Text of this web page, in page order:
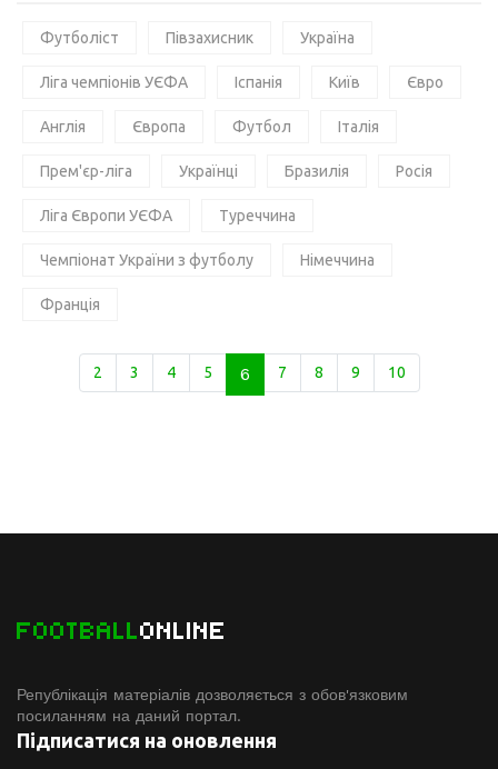
Футболіст Півзахисник Україна
Ліга чемпіонів УЄФА Іспанія Київ Євро
Англія Європа Футбол Італія
Прем'єр-ліга Українці Бразилія Росія
Ліга Європи УЄФА Туреччина
Чемпіонат України з футболу Німеччина
Франція
2 3 4 5 6 7 8 9 10
FOOTBALLONLINE
Републікація матеріалів дозволяється з обов'язковим
посиланням на даний портал.
Підписатися на оновлення